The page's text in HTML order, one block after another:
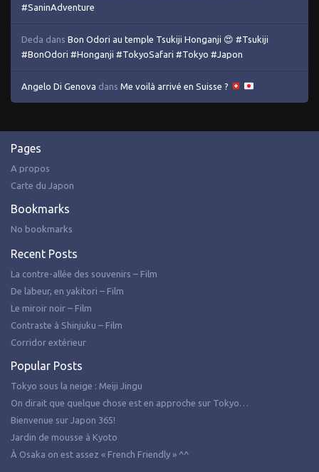
#SaninAdventure
Deda dans Bon Odori au temple Tsukiji Honganji 😍 #Tsukiji
#BonOdori #Honganji #TokyoSafari #Tokyo #Japon
Angelo Di Genova dans Me voilà arrivé en Suisse ?
Pages
A propos
Carte du Japon
Bookmarks
No bookmarks
Recent Posts
La contre-allée des souvenirs – Film
De labeur, en yakitori – Film
Le miroir noir – Film
Contraste à Shinjuku – Film
Corridor extérieur
Popular Posts
Tokyo sous la neige : Meiji Jingu
On dirait que quelque chose est en approche sur Tokyo…
Bienvenue sur Japon 365!
Jardin de mousse à Kyoto
À Osaka on est assez « French Friendly » ^^